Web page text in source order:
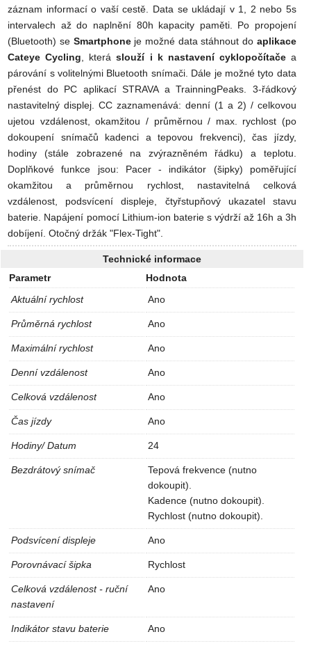
záznam informací o vaší cestě. Data se ukládají v 1, 2 nebo 5s
intervalech až do naplnění 80h kapacity paměti. Po propojení
(Bluetooth) se Smartphoneje možné data stáhnout do aplikace
Cateye Cycling , kteráslouží i k nastavení cyklopočítače a
párování s volitelnými Bluetooth snímači. Dále je možné tyto data
přenést do PC aplikací STRAVA a TrainningPeaks. 3-řádkový
nastavitelný displej. CC zaznamenává: denní (1 a 2) / celkovou
ujetou vzdálenost, okamžitou / průměrnou / max. rychlost (po
dokoupení snímačů kadenci a tepovou frekvenci), čas jízdy,
hodiny (stále zobrazené na zvýrazněném řádku) a teplotu.
Doplňkové funkce jsou: Pacer - indikátor (šipky) poměřující
okamžitou a průměrnou rychlost, nastavitelná celková
vzdálenost, podsvícení displeje, čtyřstupňový ukazatel stavu
baterie. Napájení pomocí Lithium-ion baterie s výdrží až 16h a 3h
dobíjení. Otočný držák "Flex-Tight".
Technické informace
Parametr
Hodnota
Aktuální rychlost
Ano
Průměrná rychlost Ano
Maximální rychlost Ano
Denní vzdálenost Ano
Celková vzdálenost Ano
Čas jízdy Ano
Hodiny/ Datum 24
Bezdrátový snímač
Tepová frekvence (nutno
dokoupit).
Kadence (nutno dokoupit).
Rychlost (nutno dokoupit).
Podsvícení displeje Ano
Porovnávací šipka Rychlost
Celková vzdálenost - ruční
nastavení
Ano
Indikátor stavu baterie Ano